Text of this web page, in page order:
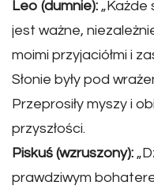
Leo (dumnie): „Każde
jest ważne,
moimi przyjaciółmi i
Słonie były pod
Przeprosiły myszy i
przyszłości.
Piskuś (wzruszony):
prawdziwym